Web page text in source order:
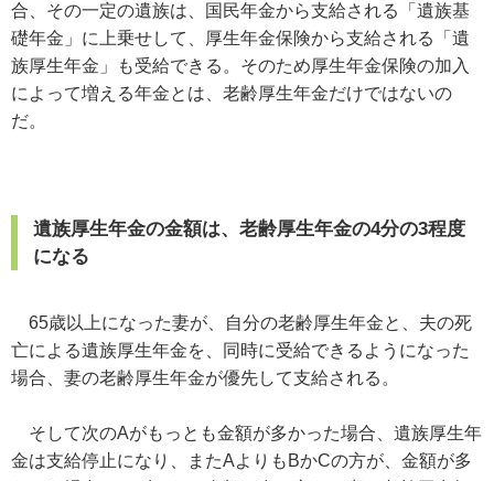
合、その一定の遺族は、国民年金から支給される「遺族基
礎年金」に上乗せして、厚生年金保険から支給される「遺
族厚生年金」も受給できる。そのため厚生年金保険の加入
によって増える年金とは、老齢厚生年金だけではないの
だ。
遺族厚生年金の金額は、老齢厚生年金の4分の3程度
になる
65歳以上になった妻が、自分の老齢厚生年金と、夫の死
亡による遺族厚生年金を、同時に受給できるようになった
場合、妻の老齢厚生年金が優先して支給される。
そして次のAがもっとも金額が多かった場合、遺族厚生年
金は支給停止になり、またAよりもBかCの方が、金額が多